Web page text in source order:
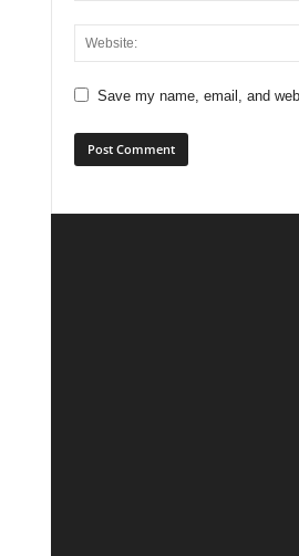
Save my name, email, and